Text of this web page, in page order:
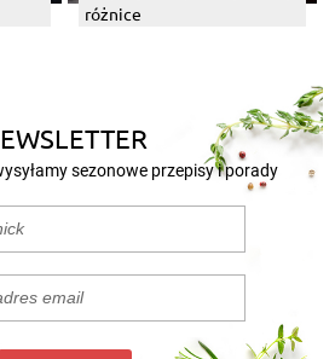
różnice
sezonowe przepisy i porady